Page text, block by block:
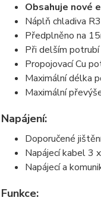
Obsahuje nové
Náplň chladiva
Předplněno na
Při delším
Propojovací Cu
Maximální délka
Maximální
Napájení:
Doporučené
Napájecí kabel 3
Napájecí a
Funkce: